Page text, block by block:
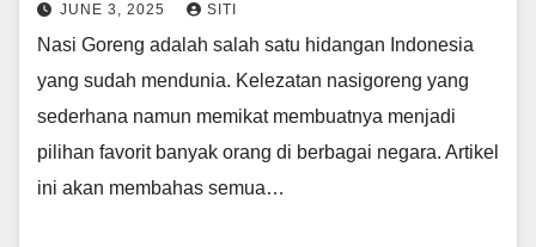
JUNE 3, 2025 SITI
Nasi Goreng adalah salah satu hidangan Indonesia
yang sudah mendunia. Kelezatan nasigoreng yang
sederhana namun memikat membuatnya menjadi
pilihan favorit banyak orang di berbagai negara. Artikel
ini akan membahas semua…